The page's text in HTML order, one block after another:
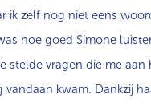
ik zelf nog niet eens
hoe goed Simone
stelde vragen die me
vandaan kwam. Dankzij